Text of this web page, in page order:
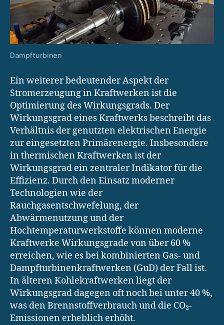
Dampfturbinen
Ein weiterer bedeutender Aspekt der
Stromerzeugung in Kraftwerken ist die
Optimierung des Wirkungsgrads. Der
Wirkungsgrad eines Kraftwerks beschreibt das
Verhältnis der genutzten elektrischen Energie
zur eingesetzten Primärenergie. Insbesondere
in thermischen Kraftwerken ist der
Wirkungsgrad ein zentraler Indikator für die
Effizienz. Durch den Einsatz moderner
Technologien wie der
Rauchgasentschwefelung, der
Abwärmenutzung und der
Hochtemperaturwerkstoffe können moderne
Kraftwerke Wirkungsgrade von über 60 %
erreichen, wie es bei kombinierten Gas- und
Dampfturbinenkraftwerken (GuD) der Fall ist.
In älteren Kohlekraftwerken liegt der
Wirkungsgrad dagegen oft noch bei unter 40 %,
was den Brennstoffverbrauch und die CO₂-
Emissionen erheblich erhöht.